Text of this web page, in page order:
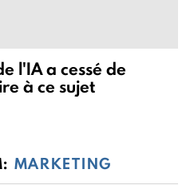
l'IA a cessé de
à ce sujet
MARKETING